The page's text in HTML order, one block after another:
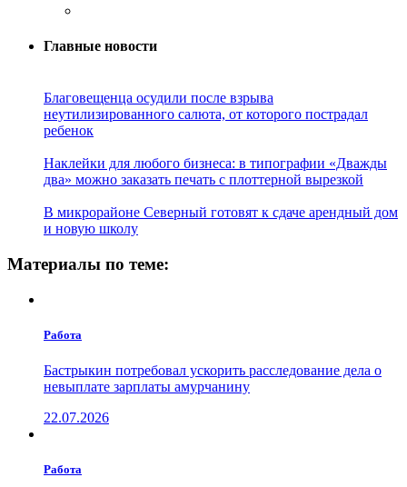
Главные новости
Благовещенца осудили после взрыва
неутилизированного салюта, от которого пострадал
ребенок
Наклейки для любого бизнеса: в типографии «Дважды
два» можно заказать печать с плоттерной вырезкой
В микрорайоне Северный готовят к сдаче арендный дом
и новую школу
Материалы по теме:
Работа
Бастрыкин потребовал ускорить расследование дела о
невыплате зарплаты амурчанину
22.07.2026
Работа